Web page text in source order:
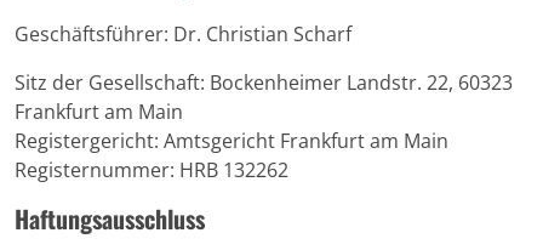
Geschäftsführer: Dr. Christian Scharf
Sitz der Gesellschaft: Bockenheimer Landstr. 22, 60323
Frankfurt am Main
Registergericht: Amtsgericht Frankfurt am Main
Registernummer: HRB 132262
Haftungsausschluss